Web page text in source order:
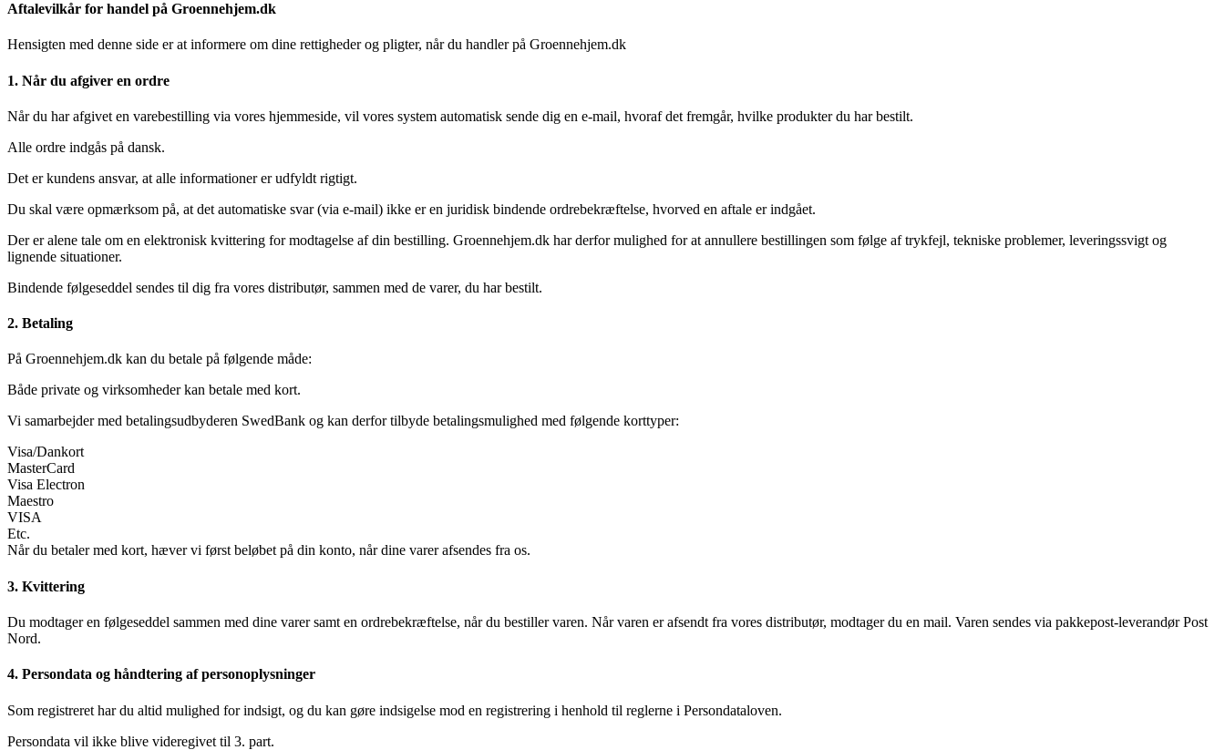
Aftalevilkår for handel på Groennehjem.dk
Hensigten med denne side er at informere om dine rettigheder og pligter, når du handler på Groennehjem.dk
1. Når du afgiver en ordre
Når du har afgivet en varebestilling via vores hjemmeside, vil vores system automatisk sende dig en e-mail, hvoraf det fremgår, hvilke produkter du har bestilt.
Alle ordre indgås på dansk.
Det er kundens ansvar, at alle informationer er udfyldt rigtigt.
Du skal være opmærksom på, at det automatiske svar (via e-mail) ikke er en juridisk bindende ordrebekræftelse, hvorved en aftale er indgået.
Der er alene tale om en elektronisk kvittering for modtagelse af din bestilling. Groennehjem.dk har derfor mulighed for at annullere bestillingen som følge af trykfejl, tekniske problemer, leveringssvigt og
lignende situationer.
Bindende følgeseddel sendes til dig fra vores distributør, sammen med de varer, du har bestilt.
2. Betaling
På Groennehjem.dk kan du betale på følgende måde:
Både private og virksomheder kan betale med kort.
Vi samarbejder med betalingsudbyderen SwedBank og kan derfor tilbyde betalingsmulighed med følgende korttyper:
Visa/Dankort
MasterCard
Visa Electron
Maestro
VISA
Etc.
Når du betaler med kort, hæver vi først beløbet på din konto, når dine varer afsendes fra os.
3. Kvittering
Du modtager en følgeseddel sammen med dine varer samt en ordrebekræftelse, når du bestiller varen. Når varen er afsendt fra vores distributør, modtager du en mail. Varen sendes via pakkepost-leverandør Post
Nord.
4. Persondata og håndtering af personoplysninger
Som registreret har du altid mulighed for indsigt, og du kan gøre indsigelse mod en registrering i henhold til reglerne i Persondataloven.
Persondata vil ikke blive videregivet til 3. part.